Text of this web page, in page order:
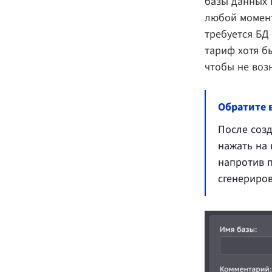
любой
требуется
тариф хотя
чтобы не
Обратите
После
нажать на
напротив